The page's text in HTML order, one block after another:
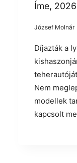
Íme,
József Molnár
Díjazták a
Nem
modellek
kapcsolt